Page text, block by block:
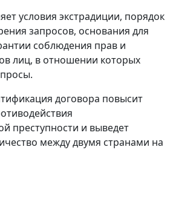
условия экстрадиции, порядок
запросов, основания для
соблюдения прав и
лиц, в отношении которых
договора повысит
преступности и выведет
между двумя странами на